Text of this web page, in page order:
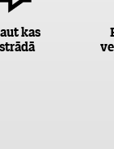
kas